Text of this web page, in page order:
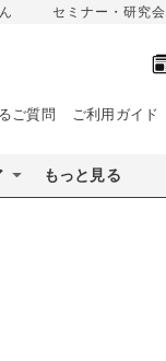
セミナー・研究会
ご質問 ご利用ガイド
もっと見る